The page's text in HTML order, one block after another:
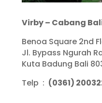
Virby – Cabang
Benoa Square 2nd
Jl. Bypass Ngurah
Kuta Badung Bali
Telp : (0361)